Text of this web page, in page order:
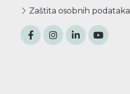
Zaštita osobnih podataka